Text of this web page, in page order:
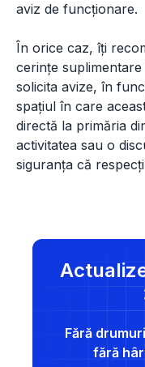
aviz de funcționare.
În orice caz, îți
cerințe
solicita avize, în
spațiul în care
directă la primăria
activitatea sau o
siguranța că
Fără
fără